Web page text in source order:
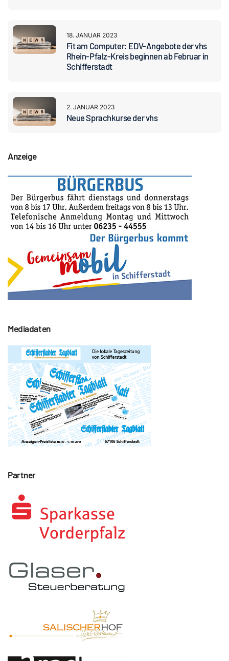
18. JANUAR 2023
Fit am Computer: EDV-Angebote der vhs
Rhein-Pfalz-Kreis beginnen ab Februar in
Schifferstadt
2. JANUAR 2023
Neue Sprachkurse der vhs
Anzeige
Mediadaten
Partner